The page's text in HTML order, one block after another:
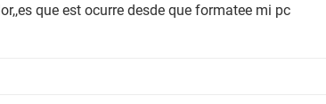
que est ocurre desde que formatee mi pc